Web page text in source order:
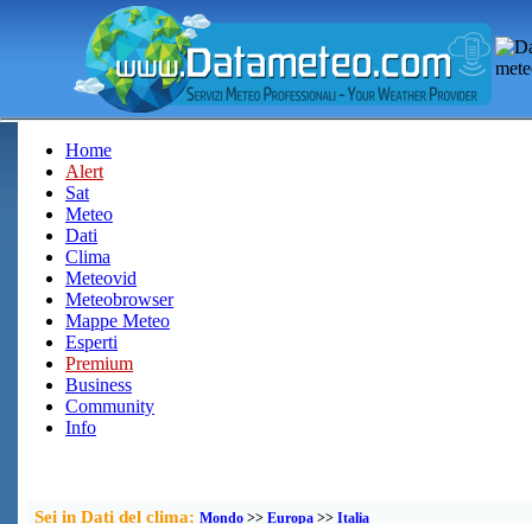
Home
Alert
Sat
Meteo
Dati
Clima
Meteovid
Meteobrowser
Mappe Meteo
Esperti
Premium
Business
Community
Info
Sei in Dati del clima: Mondo >> Europa >> Italia